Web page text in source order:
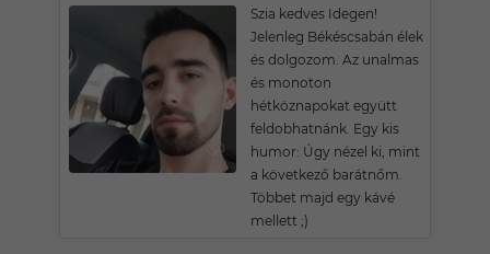
Szia kedves Idegen!
Jelenleg Békéscsabán élek
és dolgozom. Az unalmas
és monoton
hétköznapokat együtt
feldobhatnánk. Egy kis
humor: Úgy nézel ki, mint
a következő barátnőm.
Többet majd egy kávé
mellett ;)